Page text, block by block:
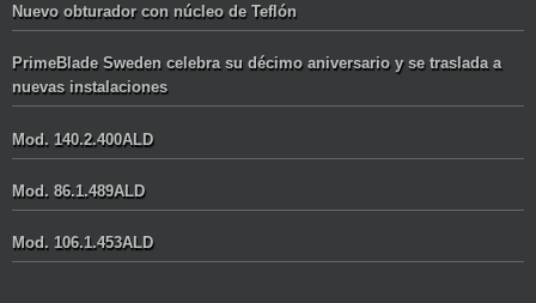
Nuevo obturador con núcleo de Teflón
PrimeBlade Sweden celebra su décimo aniversario y se traslada a
nuevas instalaciones
Mod. 140.2.400ALD
Mod. 86.1.489ALD
Mod. 106.1.453ALD